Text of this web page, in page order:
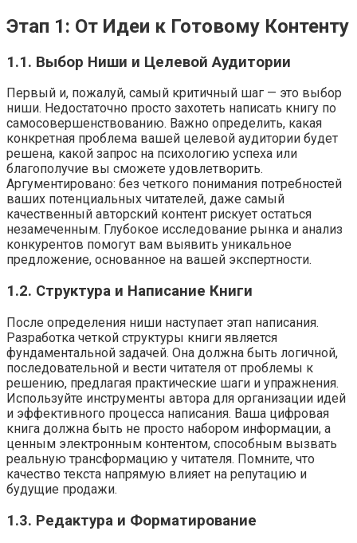
Этап 1: От Идеи к Готовому Контенту
1.1. Выбор Ниши и Целевой Аудитории
Первый и, пожалуй, самый критичный шаг — это выбор
ниши. Недостаточно просто захотеть написать книгу по
самосовершенствованию. Важно определить, какая
конкретная проблема вашей целевой аудитории будет
решена, какой запрос на психологию успеха или
благополучие вы сможете удовлетворить.
Аргументировано: без четкого понимания потребностей
ваших потенциальных читателей, даже самый
качественный авторский контент рискует остаться
незамеченным. Глубокое исследование рынка и анализ
конкурентов помогут вам выявить уникальное
предложение, основанное на вашей экспертности.
1.2. Структура и Написание Книги
После определения ниши наступает этап написания.
Разработка четкой структуры книги является
фундаментальной задачей. Она должна быть логичной,
последовательной и вести читателя от проблемы к
решению, предлагая практические шаги и упражнения.
Используйте инструменты автора для организации идей
и эффективного процесса написания. Ваша цифровая
книга должна быть не просто набором информации, а
ценным электронным контентом, способным вызвать
реальную трансформацию у читателя. Помните, что
качество текста напрямую влияет на репутацию и
будущие продажи.
1.3. Редактура и Форматирование